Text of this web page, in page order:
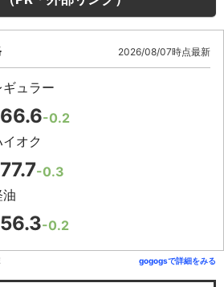
2026/08/07時点最新
ギュラー
-0.2
オク
-0.3
油
-0.2
gogogsで詳細をみる